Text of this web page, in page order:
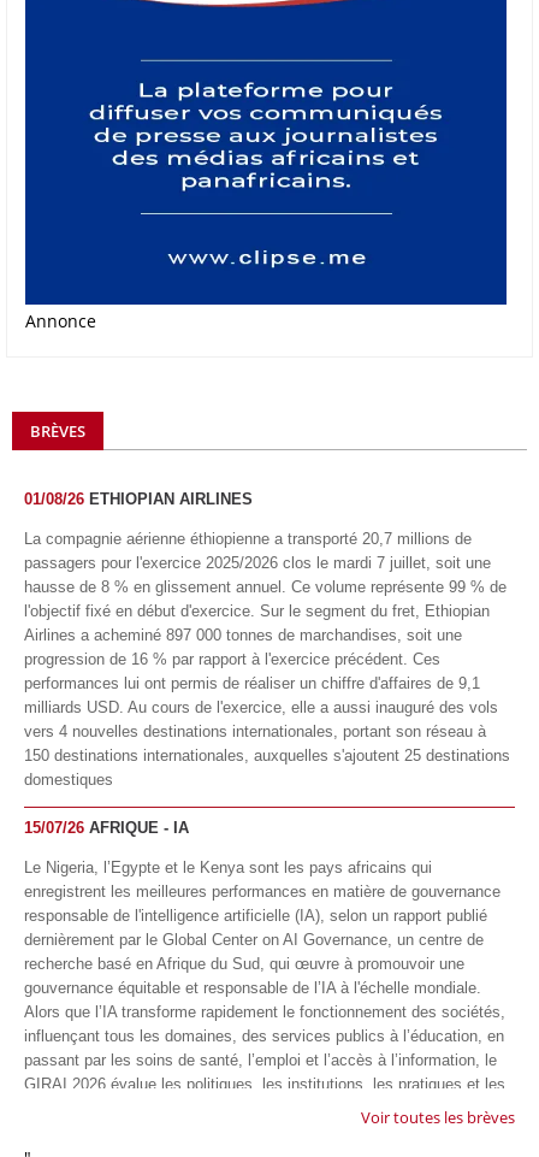
Annonce
BRÈVES
01/08/26 ETHIOPIAN AIRLINES
La compagnie aérienne éthiopienne a transporté 20,7 millions de
passagers pour l'exercice 2025/2026 clos le mardi 7 juillet, soit une
hausse de 8 % en glissement annuel. Ce volume représente 99 % de
l'objectif fixé en début d'exercice. Sur le segment du fret, Ethiopian
Airlines a acheminé 897 000 tonnes de marchandises, soit une
progression de 16 % par rapport à l'exercice précédent. Ces
performances lui ont permis de réaliser un chiffre d'affaires de 9,1
milliards USD. Au cours de l'exercice, elle a aussi inauguré des vols
vers 4 nouvelles destinations internationales, portant son réseau à
150 destinations internationales, auxquelles s'ajoutent 25 destinations
domestiques
15/07/26 AFRIQUE - IA
Le Nigeria, l’Egypte et le Kenya sont les pays africains qui
enregistrent les meilleures performances en matière de gouvernance
responsable de l'intelligence artificielle (IA), selon un rapport publié
dernièrement par le Global Center on AI Governance, un centre de
recherche basé en Afrique du Sud, qui œuvre à promouvoir une
gouvernance équitable et responsable de l’IA à l'échelle mondiale.
Alors que l’IA transforme rapidement le fonctionnement des sociétés,
influençant tous les domaines, des services publics à l’éducation, en
passant par les soins de santé, l’emploi et l’accès à l’information, le
GIRAI 2026 évalue les politiques, les institutions, les pratiques et les
conditions générales de gouvernance qui favorisent un déploiement
Voir toutes les brèves